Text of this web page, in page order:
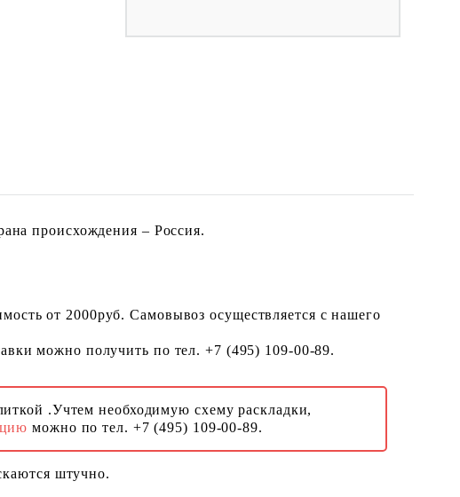
происхождения – Россия.
от 2000руб. Самовывоз осуществляется с нашего
можно получить по тел. +7 (495) 109-00-89.
.Учтем необходимую схему раскладки,
можно по тел. +7 (495) 109-00-89.
штучно.